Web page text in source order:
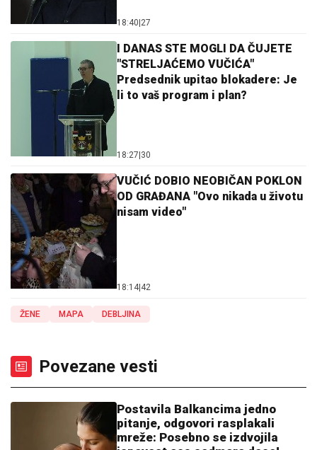
18:40 27
I DANAS STE MOGLI DA ČUJETE
"STRELJAĆEMO VUČIĆA"
Predsednik upitao blokadere: Je
li to vaš program i plan?
18:27 30
VUČIĆ DOBIO NEOBIČAN POKLON
OD GRAĐANA "Ovo nikada u životu
nisam video"
18:14 42
ŽENE MAPA DEBLJINA
Povezane vesti
Postavila Balkancima jedno
pitanje, odgovori rasplakali
mreže: Posebno se izdvojila